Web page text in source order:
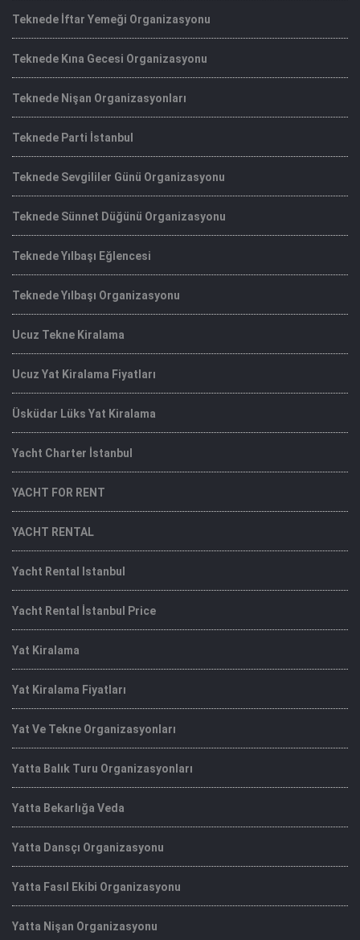
Teknede İftar Yemeği Organizasyonu
Teknede Kına Gecesi Organizasyonu
Teknede Nişan Organizasyonları
Teknede Parti İstanbul
Teknede Sevgililer Günü Organizasyonu
Teknede Sünnet Düğünü Organizasyonu
Teknede Yılbaşı Eğlencesi
Teknede Yılbaşı Organizasyonu
Ucuz Tekne Kiralama
Ucuz Yat Kiralama Fiyatları
Üsküdar Lüks Yat Kiralama
Yacht Charter İstanbul
YACHT FOR RENT
YACHT RENTAL
Yacht Rental Istanbul
Yacht Rental İstanbul Price
Yat Kiralama
Yat Kiralama Fiyatları
Yat Ve Tekne Organizasyonları
Yatta Balık Turu Organizasyonları
Yatta Bekarlığa Veda
Yatta Dansçı Organizasyonu
Yatta Fasıl Ekibi Organizasyonu
Yatta Nişan Organizasyonu